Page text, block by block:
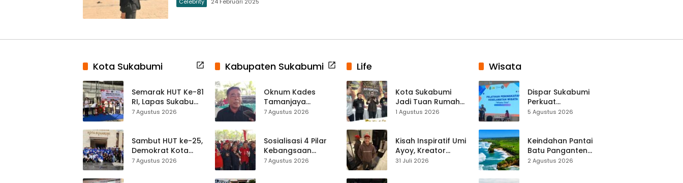
Celebrity 24 Februari 2025
Kota Sukabumi
Semarak HUT Ke-81
RI, Lapas Sukabumi
Resmi Gelar Pekan
7 Agustus 2026
Sambut HUT ke-25,
Demokrat Kota
Sukabumi
7 Agustus 2026
Kabupaten Sukabumi
Oknum Kades
Tamanjaya
Terjerat Kasus
Seleksi Calon
Kades Diperketat
7 Agustus 2026
Sosialisasi 4 Pilar
Kebangsaan
Digelar di
7 Agustus 2026
Life
Kota Sukabumi
Jadi Tuan Rumah
Kontes Batu Akik
1 Agustus 2026
Kisah Inspiratif Umi
Ayoy, Kreator
TikTok Asal
31 Juli 2026
Wisata
Dispar Sukabumi
Perkuat
Keselamatan
Mitigasi hingga
Teknik Evakuasi
5 Agustus 2026
Keindahan Pantai
Batu Panganten
Mulai Dilirik
2 Agustus 2026